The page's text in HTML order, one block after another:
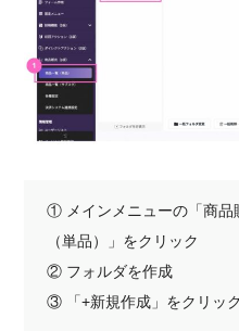
① メインメニューの「商品
（単品）」をクリック
② フォルダを作成
③ 「+新規作成」をクリック